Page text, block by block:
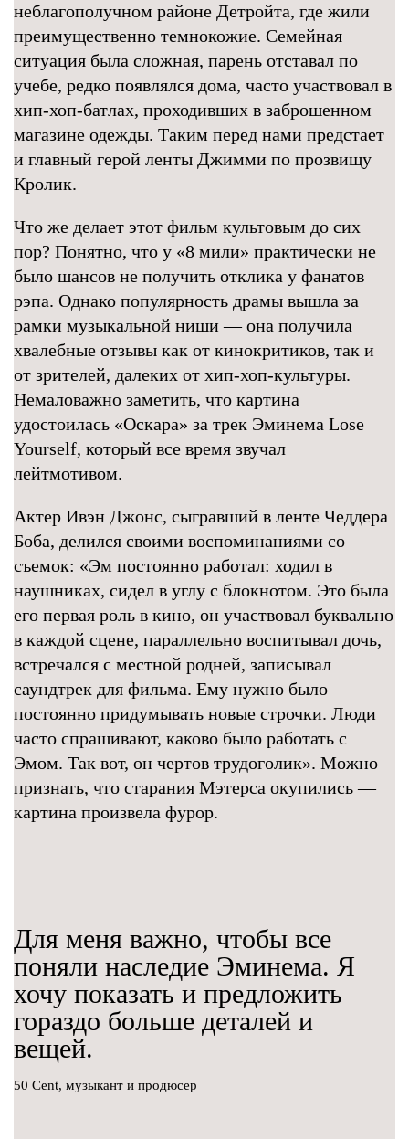
неблагополучном районе Детройта, где жили
преимущественно темнокожие. Семейная
ситуация была сложная, парень отставал по
учебе, редко появлялся дома, часто участвовал в
хип-хоп-батлах, проходивших в заброшенном
магазине одежды. Таким перед нами предстает
и главный герой ленты Джимми по прозвищу
Кролик.
Что же делает этот фильм культовым до сих
пор? Понятно, что у «8 мили» практически не
было шансов не получить отклика у фанатов
рэпа. Однако популярность драмы вышла за
рамки музыкальной ниши — она получила
хвалебные отзывы как от кинокритиков, так и
от зрителей, далеких от хип-хоп-культуры.
Немаловажно заметить, что картина
удостоилась «Оскара» за трек Эминема Lose
Yourself, который все время звучал
лейтмотивом.
Актер Ивэн Джонс, сыгравший в ленте Чеддера
Боба, делился своими воспоминаниями со
съемок: «Эм постоянно работал: ходил в
наушниках, сидел в углу с блокнотом. Это была
его первая роль в кино, он участвовал буквально
в каждой сцене, параллельно воспитывал дочь,
встречался с местной родней, записывал
саундтрек для фильма. Ему нужно было
постоянно придумывать новые строчки. Люди
часто спрашивают, каково было работать с
Эмом. Так вот, он чертов трудоголик». Можно
признать, что старания Мэтерса окупились —
картина произвела фурор.
Для меня важно, чтобы все
поняли наследие Эминема. Я
хочу показать и предложить
гораздо больше деталей и
вещей.
50 Cent, музыкант и продюсер